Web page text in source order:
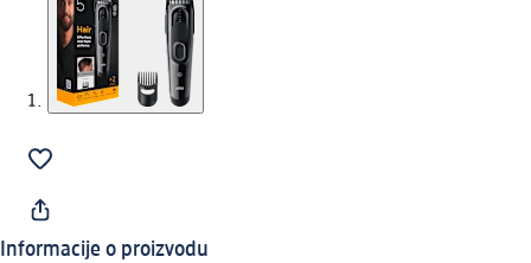
Informacije o proizvodu